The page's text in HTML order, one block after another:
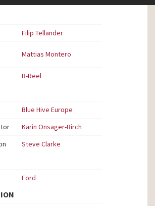
Filip Tellander
Mattias Montero
B-Reel
Blue Hive Europe
Karin Onsager-Birch
Steve Clarke
Ford